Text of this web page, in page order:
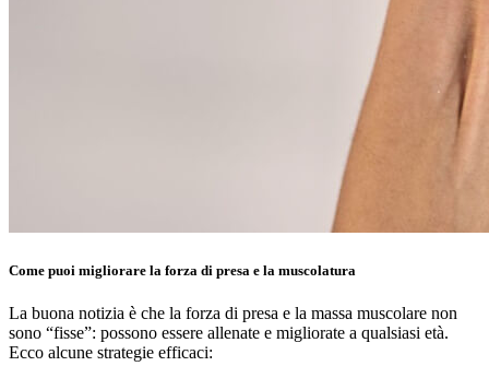
Come puoi migliorare la forza di presa e la muscolatura
La buona notizia è che la forza di presa e la massa muscolare non
sono “fisse”: possono essere allenate e migliorate a qualsiasi età.
Ecco alcune strategie efficaci: